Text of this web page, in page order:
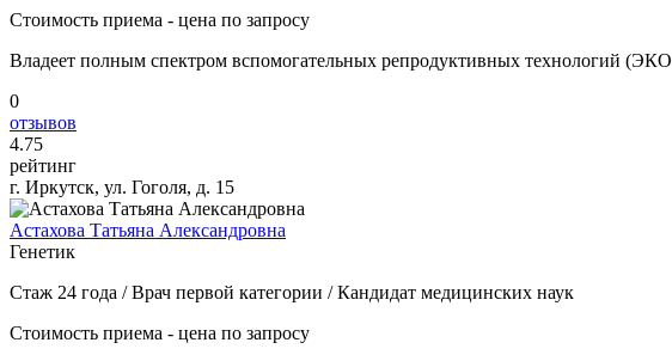
Стоимость приема - цена по запросу
Владеет полным спектром вспомогательных репродуктивных технологий
0
отзывов
4.75
рейтинг
г. Иркутск, ул. Гоголя, д. 15
Астахова Татьяна Александровна
Генетик
Стаж 24 года / Врач первой категории / Кандидат медицинских наук
Стоимость приема - цена по запросу